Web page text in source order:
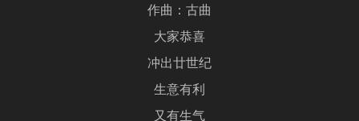
作曲：古曲
大家恭喜
冲出廿世纪
生意有利
又有生气